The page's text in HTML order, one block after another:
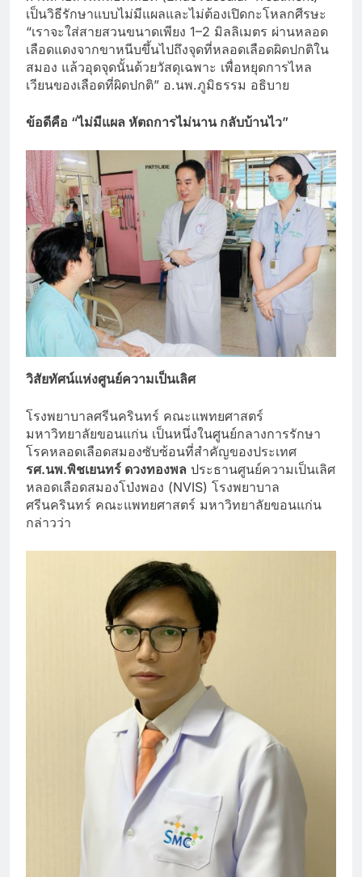
เป็นวิธีรักษาแบบไม่มีแผลและไม่ต้องเปิดกะโหลกศีรษะ
“เราจะใส่สายสวนขนาดเพียง 1–2 มิลลิเมตร ผ่านหลอด
เลือดแดงจากขาหนีบขึ้นไปถึงจุดที่หลอดเลือดผิดปกติใน
สมอง แล้วอุดจุดนั้นด้วยวัสดุเฉพาะ เพื่อหยุดการไหล
เวียนของเลือดที่ผิดปกติ” อ.นพ.ภูมิธรรม อธิบาย
ข้อดีคือ “ไม่มีแผล หัตถการไม่นาน กลับบ้านไว”
วิสัยทัศน์แห่งศูนย์ความเป็นเลิศ
โรงพยาบาลศรีนครินทร์ คณะแพทยศาสตร์
มหาวิทยาลัยขอนแก่น เป็นหนึ่งในศูนย์กลางการรักษา
โรคหลอดเลือดสมองซับซ้อนที่สำคัญของประเทศ
รศ.นพ.พิชเยนทร์ ดวงทองพล ประธานศูนย์ความเป็นเลิศ
หลอดเลือดสมองโป่งพอง (NVIS) โรงพยาบาล
ศรีนครินทร์ คณะแพทยศาสตร์ มหาวิทยาลัยขอนแก่น
กล่าวว่า